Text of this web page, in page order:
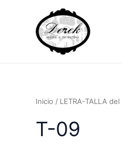
contenido
Inicio / LETRA-TALLA
T-09